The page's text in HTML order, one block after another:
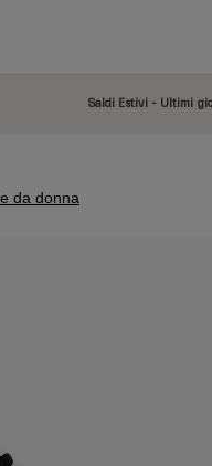
Saldi Estivi - Ultimi
da donna